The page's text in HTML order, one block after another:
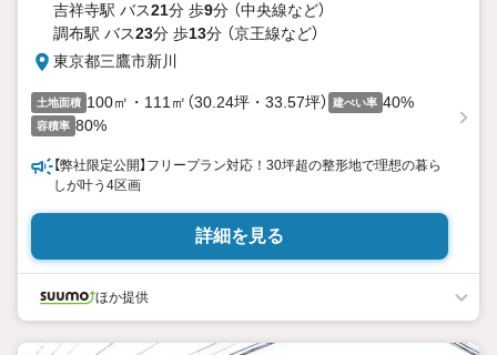
吉祥寺駅 バス21分 歩9分 （中央線など）
調布駅 バス23分 歩13分 （京王線など）
東京都三鷹市新川
土地面積 100㎡・111㎡（30.24坪・33.57坪） 建ぺい率 40%
容積率 80%
【弊社限定公開】フリープラン対応！30坪超の整形地で理想の暮ら
しが叶う4区画
詳細を見る
ほか提供